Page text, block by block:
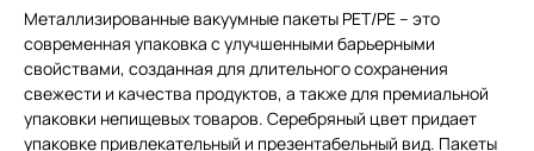
Металлизированные вакуумные пакеты PET/PE – это
современная упаковка с улучшенными барьерными
свойствами, созданная для длительного сохранения
свежести и качества продуктов, а также для премиальной
упаковки непищевых товаров. Cеребряный цвет придает
упаковке привлекательный и презентабельный вид. Пакеты